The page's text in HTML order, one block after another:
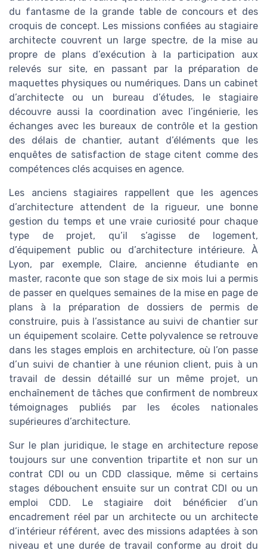
du fantasme de la grande table de concours et des
croquis de concept. Les missions confiées au stagiaire
architecte couvrent un large spectre, de la mise au
propre de plans d’exécution à la participation aux
relevés sur site, en passant par la préparation de
maquettes physiques ou numériques. Dans un cabinet
d’architecte ou un bureau d’études, le stagiaire
découvre aussi la coordination avec l’ingénierie, les
échanges avec les bureaux de contrôle et la gestion
des délais de chantier, autant d’éléments que les
enquêtes de satisfaction de stage citent comme des
compétences clés acquises en agence.
Les anciens stagiaires rappellent que les agences
d’architecture attendent de la rigueur, une bonne
gestion du temps et une vraie curiosité pour chaque
type de projet, qu’il s’agisse de logement,
d’équipement public ou d’architecture intérieure. À
Lyon, par exemple, Claire, ancienne étudiante en
master, raconte que son stage de six mois lui a permis
de passer en quelques semaines de la mise en page de
plans à la préparation de dossiers de permis de
construire, puis à l’assistance au suivi de chantier sur
un équipement scolaire. Cette polyvalence se retrouve
dans les stages emplois en architecture, où l’on passe
d’un suivi de chantier à une réunion client, puis à un
travail de dessin détaillé sur un même projet, un
enchaînement de tâches que confirment de nombreux
témoignages publiés par les écoles nationales
supérieures d’architecture.
Sur le plan juridique, le stage en architecture repose
toujours sur une convention tripartite et non sur un
contrat CDI ou un CDD classique, même si certains
stages débouchent ensuite sur un contrat CDI ou un
emploi CDD. Le stagiaire doit bénéficier d’un
encadrement réel par un architecte ou un architecte
d’intérieur référent, avec des missions adaptées à son
niveau et une durée de travail conforme au droit du